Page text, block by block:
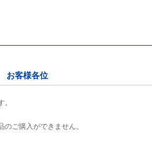
お客様各位
ご購入ができません。